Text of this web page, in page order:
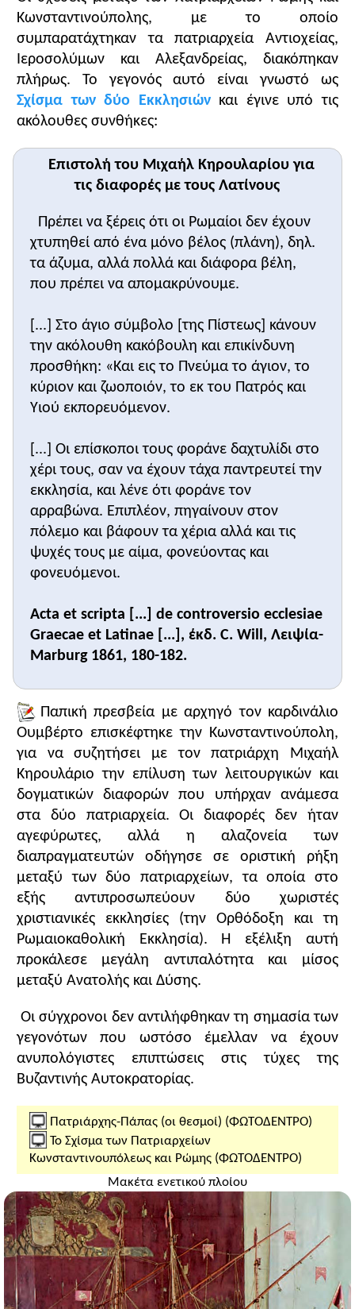
(τέταρτη ερώτηση).
Κλείσιμο
Κωνσταντινούπολης, με το οποίο
συμπαρατάχτηκαν τα πατριαρχεία Αντιοχείας,
Ιεροσολύμων και Αλεξανδρείας, διακόπηκαν
πλήρως. Το γεγονός αυτό είναι γνωστό ως
Σχίσμα των δύο Εκκλησιώνκαι έγινε υπό τις
ακόλουθες συνθήκες:
Επιστολή του Μιχαήλ Κηρουλαρίου για
τις διαφορές με τους Λατίνους
Πρέπει να ξέρεις ότι οι Ρωμαίοι δεν έχουν
χτυπηθεί από ένα μόνο βέλος (πλάνη), δηλ.
τα άζυμα, αλλά πολλά και διάφορα βέλη,
που πρέπει να απομακρύνουμε.
[...] Στο άγιο σύμβολο [της Πίστεως] κάνουν
την ακόλουθη κακόβουλη και επικίνδυνη
προσθήκη: «Και εις το Πνεύμα το άγιον, το
κύριον και ζωοποιόν, το εκ του Πατρός και
Υιού εκπορευόμενον.
[...] Οι επίσκοποι τους φοράνε δαχτυλίδι στο
χέρι τους, σαν να έχουν τάχα παντρευτεί την
εκκλησία, και λένε ότι φοράνε τον
αρραβώνα. Επιπλέον, πηγαίνουν στον
πόλεμο και βάφουν τα χέρια αλλά και τις
ψυχές τους με αίμα, φονεύοντας και
φονευόμενοι.
Acta et scripta [...] de controversio ecclesiae
Graecae et Latinae [...], έκδ. C. Will, Λειψία-
Marburg 1861, 180-182.
Παπική πρεσβεία με αρχηγό τον καρδινάλιο
Ουμβέρτο επισκέφτηκε την Κωνσταντινούπολη,
για να συζητήσει με τον πατριάρχη Μιχαήλ
Κηρουλάριο την επίλυση των λειτουργικών και
δογματικών διαφορών που υπήρχαν ανάμεσα
στα δύο πατριαρχεία. Οι διαφορές δεν ήταν
αγεφύρωτες, αλλά η αλαζονεία των
διαπραγματευτών οδήγησε σε οριστική ρήξη
μεταξύ των δύο πατριαρχείων, τα οποία στο
εξής αντιπροσωπεύουν δύο χωριστές
χριστιανικές εκκλησίες (την Ορθόδοξη και τη
Ρωμαιοκαθολική Εκκλησία). Η εξέλιξη αυτή
προκάλεσε μεγάλη αντιπαλότητα και μίσος
μεταξύ Ανατολής και Δύσης.
Οι σύγχρονοι δεν αντιλήφθηκαν τη σημασία των
γεγονότων που ωστόσο έμελλαν να έχουν
ανυπολόγιστες επιπτώσεις στις τύχες της
Βυζαντινής Αυτοκρατορίας.
Πατριάρχης-Πάπας (οι θεσμοί) (ΦΩΤΟΔΕΝΤΡΟ)
Το Σχίσμα των Πατριαρχείων
Κωνσταντινουπόλεως και Ρώμης (ΦΩΤΟΔΕΝΤΡΟ)
Μακέτα ενετικού πλοίου